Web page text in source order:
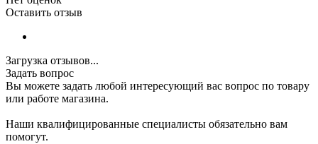
Оставить отзыв
Загрузка отзывов...
Задать вопрос
Вы можете задать любой интересующий вас вопрос по товару
или работе магазина.
Наши квалифицированные специалисты обязательно вам
помогут.